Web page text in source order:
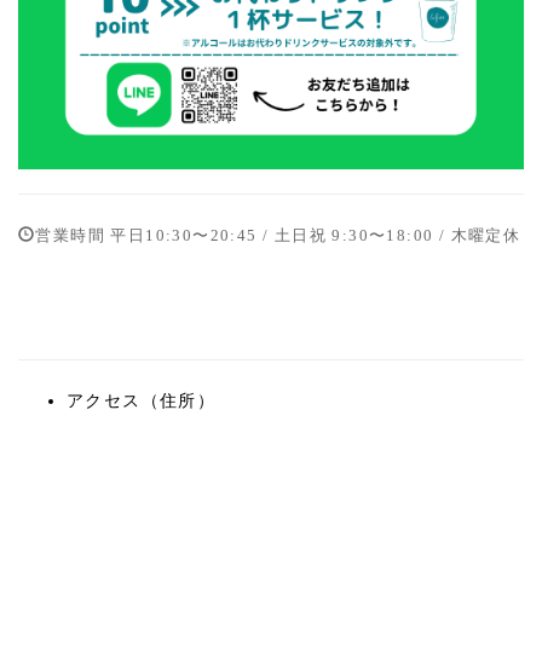
営業時間 平日10:30〜20:45 / 土日祝 9:30〜18:00 / 木曜定休
アクセス（住所）